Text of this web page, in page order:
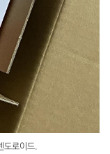
도로이드.